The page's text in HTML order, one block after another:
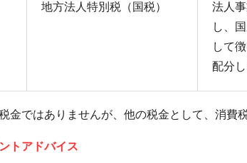
地方法人特別税（国税）
法人
し、
して
配分し
ではありませんが、他の税金として、消費
トアドバイス